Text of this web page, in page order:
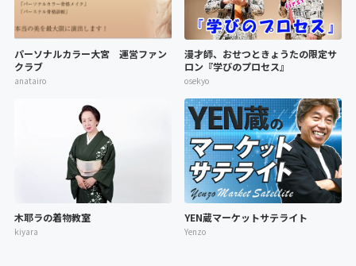
パーソナルカラー大宮 運営ファン
クラブ
anatairo
漫才師、おせつときょうたの限定サ
ロン『学びのプロセス』
osekyo
木耶ラの着物教室
kiyara
YEN蔵マーケットサテライト
Yenzo